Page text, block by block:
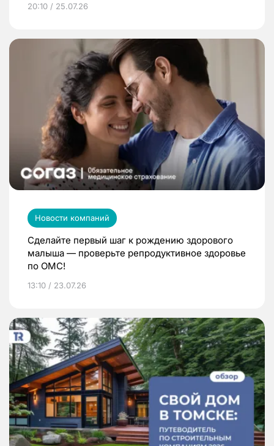
20:10 / 25.07.26
Новости компаний
Сделайте первый шаг к рождению здорового
малыша — проверьте репродуктивное здоровье
по ОМС!
13:10 / 23.07.26